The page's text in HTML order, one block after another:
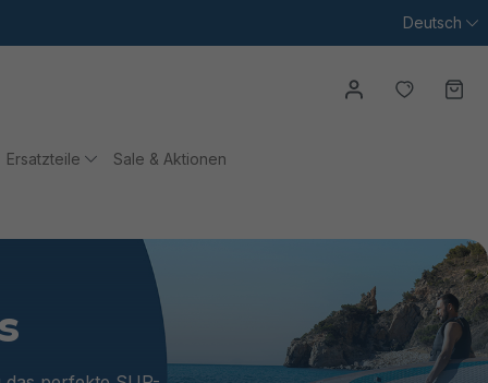
Deutsch
Du
Ersatzteile Sale & Aktionen